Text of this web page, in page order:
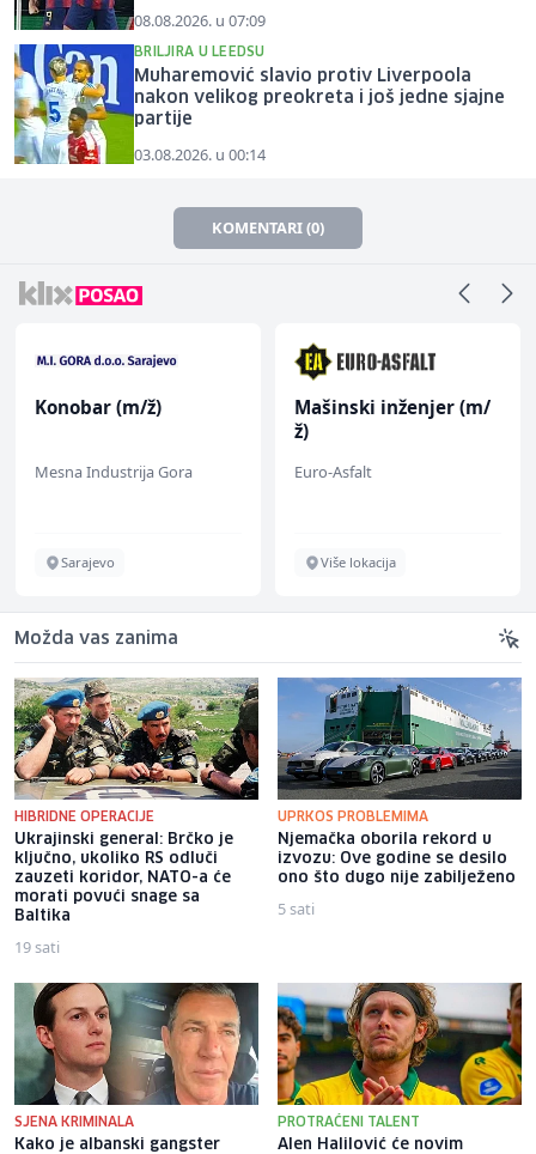
08.08.2026. u 07:09
BRILJIRA U LEEDSU
Muharemović slavio protiv Liverpoola
nakon velikog preokreta i još jedne sjajne
partije
03.08.2026. u 00:14
KOMENTARI (0)
Konobar (m/ž)
Mesna Industrija Gora
Sarajevo
Mašinski inženjer (m/
ž)
Euro-Asfalt
Više lokacija
Možda vas zanima
HIBRIDNE OPERACIJE
Ukrajinski general: Brčko je
ključno, ukoliko RS odluči
zauzeti koridor, NATO-a će
morati povući snage sa
Baltika
19 sati
UPRKOS PROBLEMIMA
Njemačka oborila rekord u
izvozu: Ove godine se desilo
ono što dugo nije zabilježeno
5 sati
SJENA KRIMINALA
Kako je albanski gangster
PROTRAĆENI TALENT
Alen Halilović će novim